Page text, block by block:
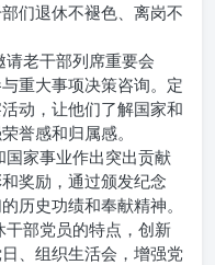
们退休不褪色、离岗不
请老干部列席重要会
重大事项决策咨询。定
动，让他们了解国家和
誉感和归属感。
国家事业作出突出贡献
奖励，通过颁发纪念
历史功绩和奉献精神。
干部党员的特点，创新
、组织生活会，增强党